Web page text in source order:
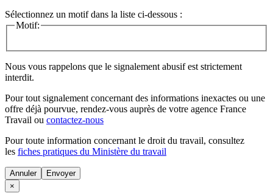
Sélectionnez un motif dans la liste ci-dessous :
Motif:
Nous vous rappelons que le signalement abusif est strictement
interdit.
Pour tout signalement concernant des informations inexactes ou une
offre déjà pourvue, rendez-vous auprès de votre agence France
Travail ou contactez-nous
Pour toute information concernant le droit du travail, consultez
les fiches pratiques du Ministère du travail
Annuler
×